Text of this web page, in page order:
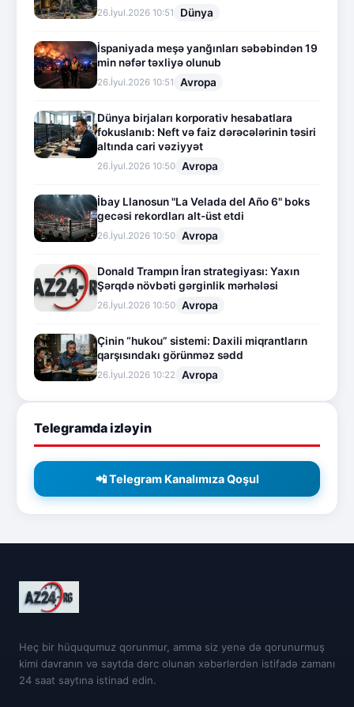
26.İyul.2026 10:51 Dünya
İspaniyada meşə yanğınları səbəbindən 19
min nəfər təxliyə olunub
26.İyul.2026 10:51 Avropa
Dünya birjaları korporativ hesabatlara
fokuslanıb: Neft və faiz dərəcələrinin təsiri
altında cari vəziyyət
26.İyul.2026 10:50 Avropa
İbay Llanosun "La Velada del Año 6" boks
gecəsi rekordları alt-üst etdi
26.İyul.2026 10:50 Avropa
Donald Trampın İran strategiyası: Yaxın
Şərqdə növbəti gərginlik mərhələsi
26.İyul.2026 10:50 Avropa
Çinin “hukou” sistemi: Daxili miqrantların
qarşısındakı görünməz sədd
26.İyul.2026 10:22 Avropa
Telegramda izləyin
📲 Telegram Kanalımıza Qoşul
Heç bir hüququmuz qorunmur, amma siz yenə də qorunurmuş
kimi davranın və saytda dərc olunan xəbərlərdən istifadə zamanı
24 saat saytına istinad edin.